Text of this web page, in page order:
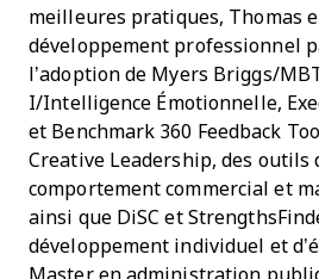
meilleures pratiques, Thomas
développement professionnel
l’adoption de Myers Briggs/
I/Intelligence Émotionnelle,
et Benchmark 360 Feedback
Creative Leadership, des outils
comportement commercial et
ainsi que DiSC et
développement individuel et
Master en administration